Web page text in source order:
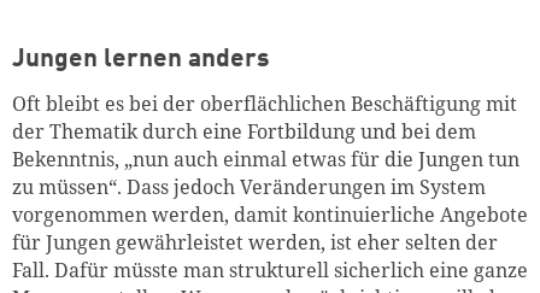
Jungen lernen anders
Oft bleibt es bei der oberflächlichen Beschäftigung mit
der Thematik durch eine Fortbildung und bei dem
Bekenntnis, „nun auch einmal etwas für die Jungen tun
zu müssen“. Dass jedoch Veränderungen im System
vorgenommen werden, damit kontinuierliche Angebote
für Jungen gewährleistet werden, ist eher selten der
Fall. Dafür müsste man strukturell sicherlich eine ganze